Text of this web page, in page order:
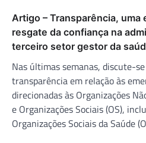
Artigo – Transparência, uma
resgate da confiança na
terceiro setor gestor da
Nas últimas semanas, discute-
transparência em relação às
direcionadas às Organizações
e Organizações Sociais (OS),
Organizações Sociais da Saúde